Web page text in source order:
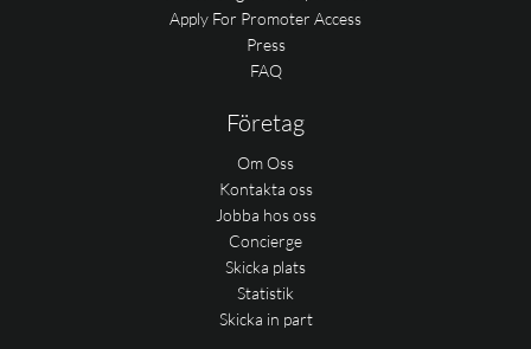
Apply For Promoter Access
Press
FAQ
Företag
Om Oss
Kontakta oss
Jobba hos oss
Concierge
Skicka plats
Statistik
Skicka in part